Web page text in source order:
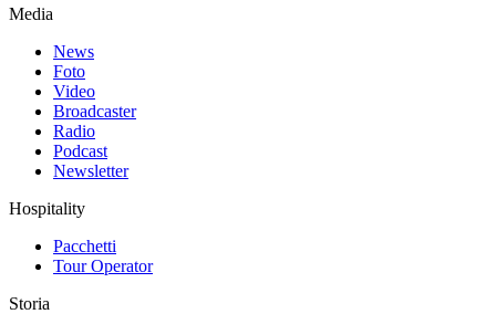
Media
News
Foto
Video
Broadcaster
Radio
Podcast
Newsletter
Hospitality
Pacchetti
Tour Operator
Storia